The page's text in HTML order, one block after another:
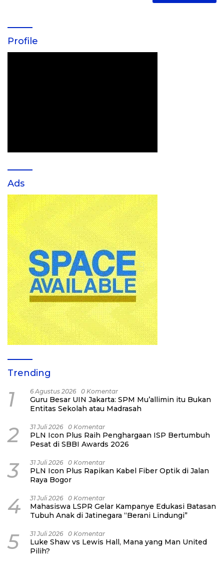
Profile
Ads
Trending
1 6 Agustus 2026 0 Komentar
Guru Besar UIN Jakarta: SPM Mu’allimin itu Bukan
Entitas Sekolah atau Madrasah
2 31 Juli 2026 0 Komentar
PLN Icon Plus Raih Penghargaan ISP Bertumbuh
Pesat di SBBI Awards 2026
3 31 Juli 2026 0 Komentar
PLN Icon Plus Rapikan Kabel Fiber Optik di Jalan
Raya Bogor
4 31 Juli 2026 0 Komentar
Mahasiswa LSPR Gelar Kampanye Edukasi Batasan
Tubuh Anak di Jatinegara “Berani Lindungi”
5 31 Juli 2026 0 Komentar
Luke Shaw vs Lewis Hall, Mana yang Man United
Pilih?